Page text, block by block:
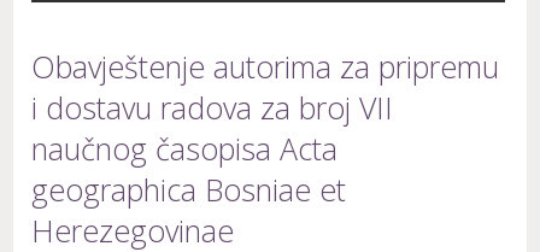
Obavještenje autorima za pripremu
i dostavu radova za broj VII
naučnog časopisa Acta
geographica Bosniae et
Herezegovinae